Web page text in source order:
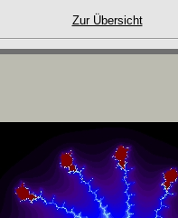
Zur Übersicht